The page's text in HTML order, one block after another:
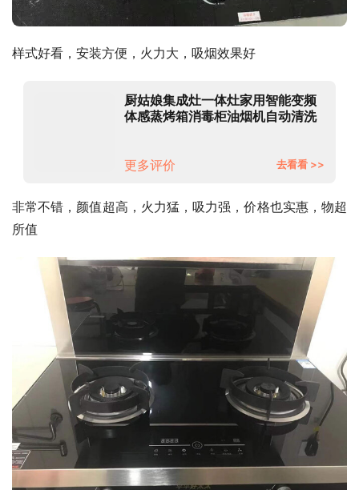
样式好看，安装方便，火力大，吸烟效果好
厨姑娘集成灶一体灶家用智能变频
体感蒸烤箱消毒柜油烟机自动清洗
更多评价
去看看 >>
非常不错，颜值超高，火力猛，吸力强，价格也实惠，物超
所值